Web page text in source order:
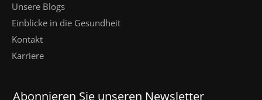
Unsere Blogs
Einblicke in die Gesundheit
Kontakt
Karriere
Abonnieren Sie unseren Newsletter